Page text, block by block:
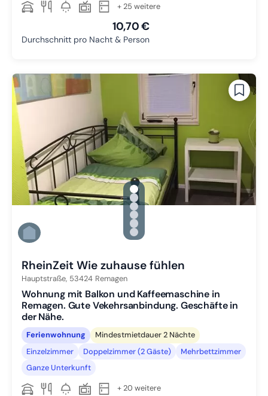
+ 25 weitere
10,70 €
Durchschnitt pro Nacht & Person
gallery.slide_selector
Zu Slide 1 wechseln
Zu Slide 2 wechseln
Zu Slide 3 wechseln
Zu Slide 4 wechseln
Zu Slide 5 wechseln
Zu Slide 6 wechseln
RheinZeit Wie zuhause fühlen
Hauptstraße, 53424 Remagen
Wohnung mit Balkon und Kaffeemaschine in
Remagen. Gute Vekehrsanbindung. Geschäfte in
der Nähe.
Ferienwohnung
Mindestmietdauer 2 Nächte
Einzelzimmer
Doppelzimmer (2 Gäste)
Mehrbettzimmer
Ganze Unterkunft
+ 20 weitere